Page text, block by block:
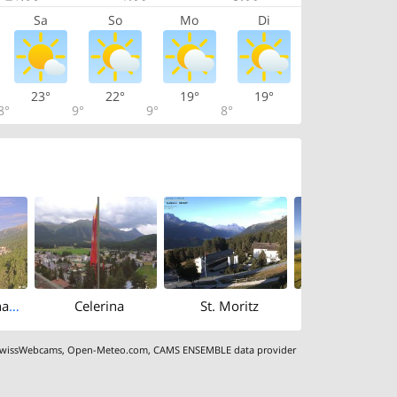
Sa So Mo Di
23°
9°
22°
9°
19°
8°
19°
South: Lake Champfèr - Piz Corvatsch Celerina St. Moritz
,Open-Meteo.com,CAMS ENSEMBLE data provider